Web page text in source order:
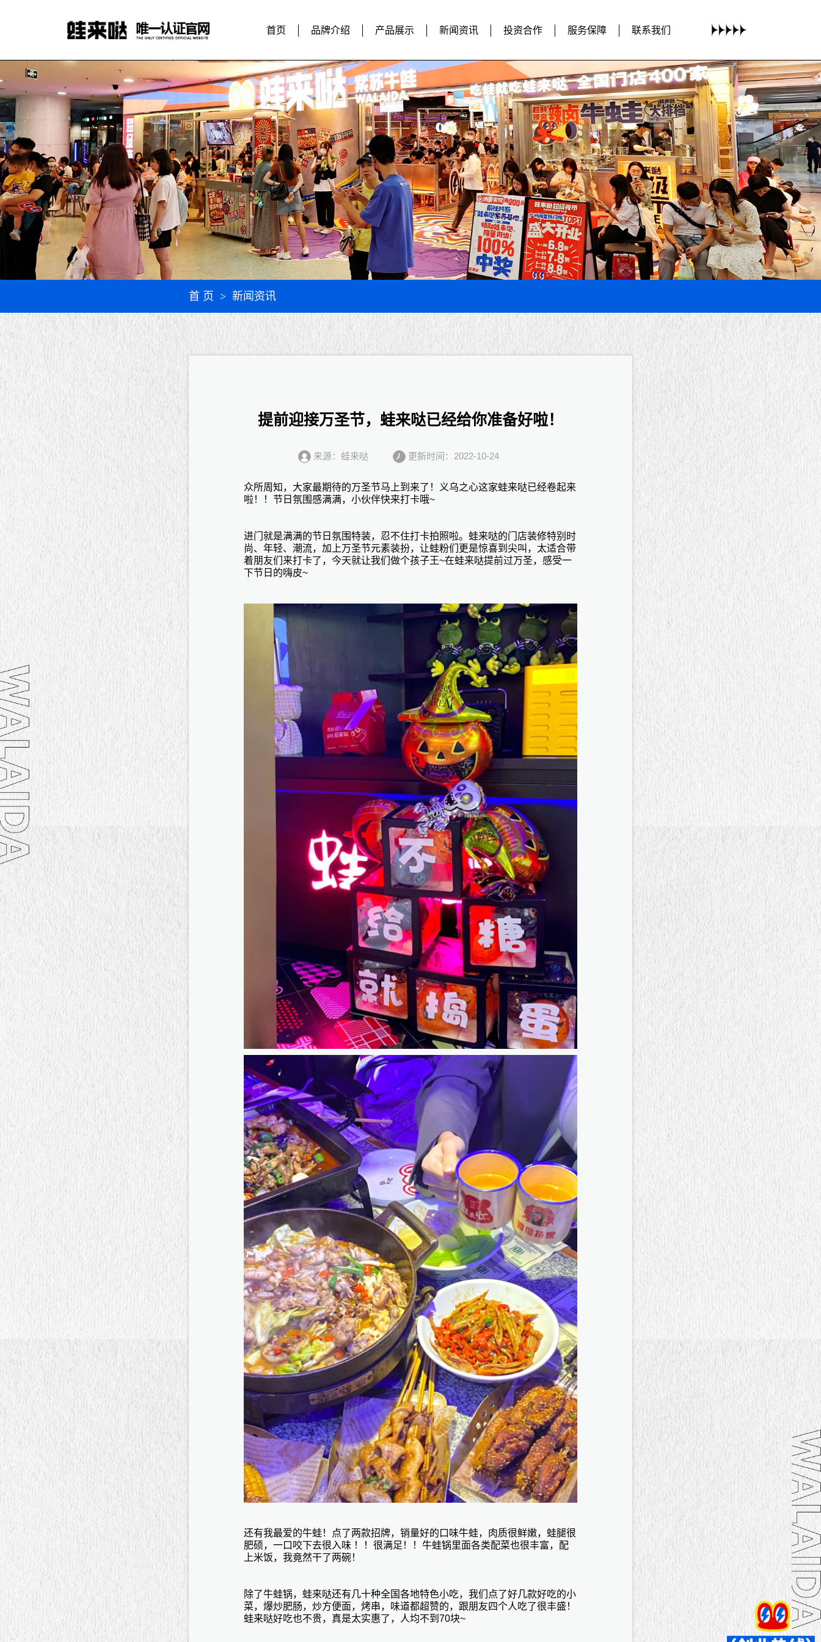
首页 品牌介绍 产品展示 新闻资讯 投资合作 服务保障 联系我们
首 页 > 新闻资讯
提前迎接万圣节，蛙来哒已经给你准备好啦！
来源：蛙来哒 更新时间：2022-10-24
众所周知，大家最期待的万圣节马上到来了！义乌之心这家蛙来哒已经卷起来
啦！！节日氛围感满满，小伙伴快来打卡哦~
进门就是满满的节日氛围特装，忍不住打卡拍照啦。蛙来哒的门店装修特别时
尚、年轻、潮流，加上万圣节元素装扮，让蛙粉们更是惊喜到尖叫，太适合带
着朋友们来打卡了，今天就让我们做个孩子王~在蛙来哒提前过万圣，感受一
下节日的嗨皮~
还有我最爱的牛蛙！点了两款招牌，销量好的口味牛蛙，肉质很鲜嫩，蛙腿很
肥硕，一口咬下去很入味 ！！很满足！！牛蛙锅里面各类配菜也很丰富，配
上米饭，我竟然干了两碗！
除了牛蛙锅，蛙来哒还有几十种全国各地特色小吃，我们点了好几款好吃的小
菜，爆炒肥肠，炒方便面，烤串，味道都超赞的，跟朋友四个人吃了很丰盛！
蛙来哒好吃也不贵，真是太实惠了，人均不到70块~